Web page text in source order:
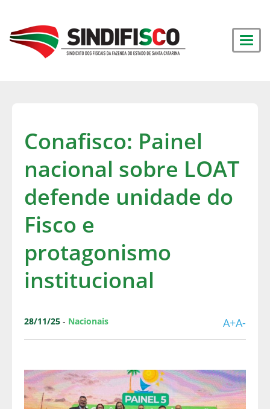
Conafisco: Painel
nacional sobre LOAT
defende unidade do
Fisco e
protagonismo
institucional
28/11/25 - Nacionais A+A-